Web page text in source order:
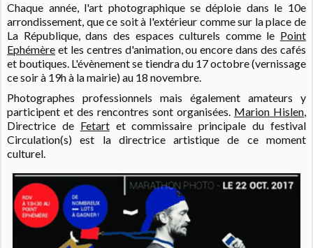
Chaque année, l'art photographique se déploie dans le 10e
arrondissement, que ce soit à l'extérieur comme sur la place de
La République, dans des espaces culturels comme le Point
Ephémère et les centres d'animation, ou encore dans des cafés
et boutiques. L'évènement se tiendra du 17 octobre (vernissage
ce soir à 19h à la mairie) au 18 novembre.
Photographes professionnels mais également amateurs y
participent et des rencontres sont organisées. Marion Hislen,
Directrice de Fetartet commissaire principale du festival
Circulation(s) est la directrice artistique de ce moment
culturel.